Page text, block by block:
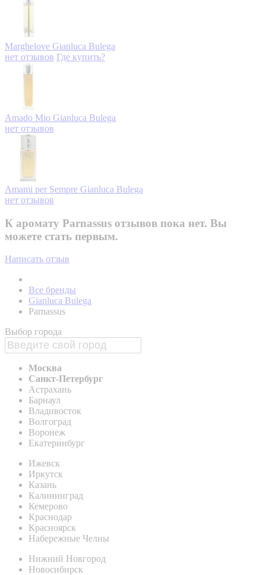
Marghelove Gianluca Bulega
нет отзывов Где купить?
Amado Mio Gianluca Bulega
нет отзывов
Amami per Sempre Gianluca Bulega
нет отзывов
К аромату Parnassus отзывов пока нет. Вы
можете стать первым.
Написать отзыв
Все бренды
Gianluca Bulega
Parnassus
Выбор города
Москва
Санкт-Петербург
Астрахань
Барнаул
Владивосток
Волгоград
Воронеж
Екатеринбург
Ижевск
Иркутск
Казань
Калининград
Кемерово
Краснодар
Красноярск
Набережные Челны
Нижний Новгород
Новосибирск